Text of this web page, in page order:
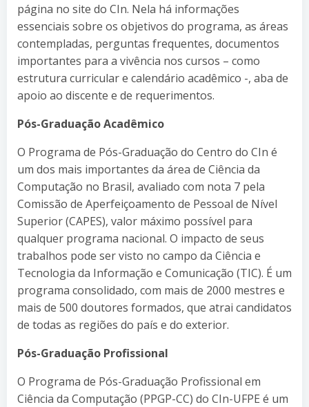
página no site do CIn. Nela há informações
essenciais sobre os objetivos do programa, as áreas
contempladas, perguntas frequentes, documentos
importantes para a vivência nos cursos – como
estrutura curricular e calendário acadêmico -, aba de
apoio ao discente e de requerimentos.
Pós-Graduação Acadêmico
O Programa de Pós-Graduação do Centro do CIn é
um dos mais importantes da área de Ciência da
Computação no Brasil, avaliado com nota 7 pela
Comissão de Aperfeiçoamento de Pessoal de Nível
Superior (CAPES), valor máximo possível para
qualquer programa nacional. O impacto de seus
trabalhos pode ser visto no campo da Ciência e
Tecnologia da Informação e Comunicação (TIC). É um
programa consolidado, com mais de 2000 mestres e
mais de 500 doutores formados, que atrai candidatos
de todas as regiões do país e do exterior.
Pós-Graduação Profissional
O Programa de Pós-Graduação Profissional em
Ciência da Computação (PPGP-CC) do CIn-UFPE é um